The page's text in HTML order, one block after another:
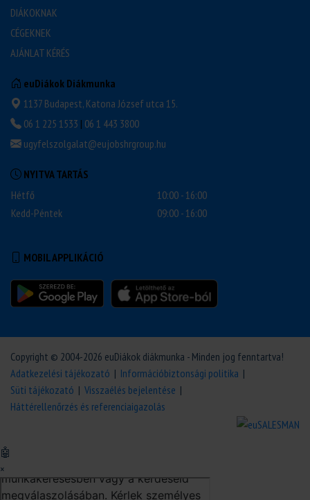
DIÁKOKNAK
CÉGEKNEK
AJÁNLAT KÉRÉS
euDiákok Diákmunka
1137 Budapest, Katona József utca 15.
06 1 225 1533 | 06 1 443 3800
ugyfelszolgalat@eujobshrgroup.hu
NYITVA TARTÁS
Hétfő
10:00 - 16:00
Kedd-Péntek
09:00 - 16:00
MOBIL APPLIKÁCIÓ
Copyright © 2004-2026 euDiákok diákmunka - Minden jog fenntartva!
Adatkezelési tájékozató | Információbiztonsági politika |
Süti tájékozató | Visszaélés bejelentése |
Háttérellenőrzés és referenciaigazolás
🤖
×